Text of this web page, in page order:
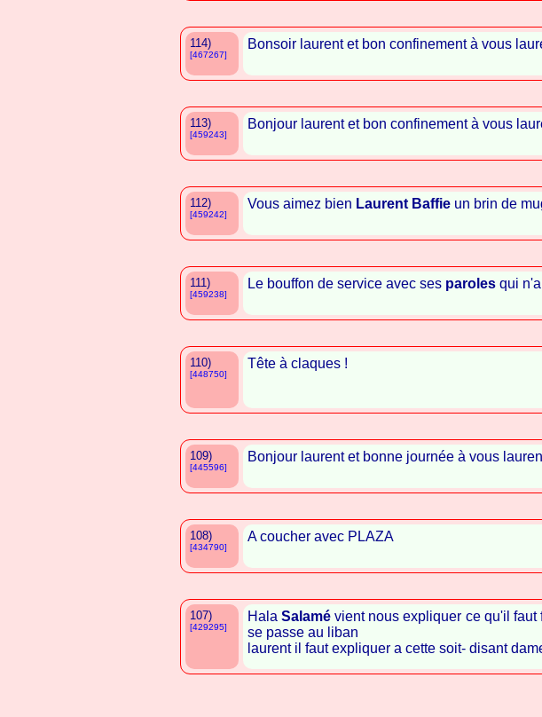
114)
[467267]
Bonsoir laurent et bon confinement à vous
113)
[459243]
Bonjour laurent et bon confinement à vous
112)
[459242]
Vous aimez bien Laurent Baffie un brin de
111)
[459238]
Le bouffon de service avec ses paroles qui
110)
[448750]
Tête à claques !
109)
[445596]
Bonjour laurent et bonne journée à vous
108)
[434790]
A coucher avec PLAZA
107)
[429295]
HalaSalamé vient nous expliquer ce qu'il faut
se passe au liban
laurent il faut expliquer a cette soit- disant